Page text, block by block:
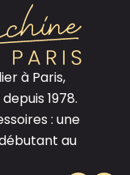
à Paris,
1978.
: une
au